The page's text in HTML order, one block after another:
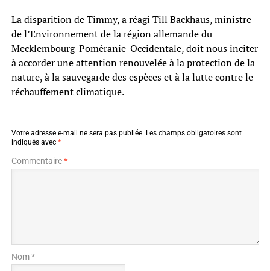
La disparition de Timmy, a réagi Till Backhaus, ministre
de l’Environnement de la région allemande du
Mecklembourg-Poméranie-Occidentale, doit nous inciter
à accorder une attention renouvelée à la protection de la
nature, à la sauvegarde des espèces et à la lutte contre le
réchauffement climatique.
Votre adresse e-mail ne sera pas publiée. Les champs obligatoires sont
indiqués avec *
Commentaire*
Nom *